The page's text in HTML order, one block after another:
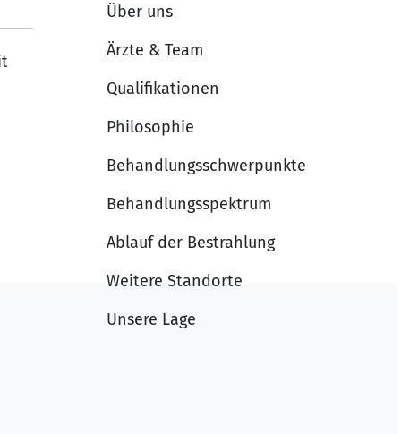
Über uns
Ärzte & Team
Qualifikationen
Philosophie
Behandlungsschwerpunkte
Behandlungsspektrum
Ablauf der Bestrahlung
Weitere Standorte
Unsere Lage